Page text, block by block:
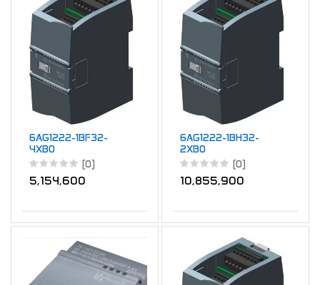
6AG1222-1BF32-
4XB0
(0)
5,154,600
6AG1222-1BH32-
2XB0
(0)
10,855,900